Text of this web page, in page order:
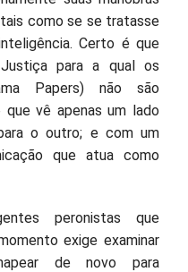
como se se tratasse
Certo é que
para a qual os
Papers) não são
vê apenas um lado
o outro; e com um
que atua como
peronistas que
exige examinar
de novo para